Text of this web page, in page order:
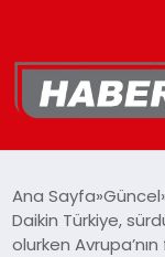
YAŞAM
Ana Sayfa Güncel
Daikin Türkiye,
olurken